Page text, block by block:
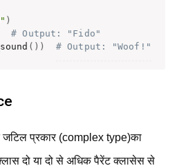
)
# Output: "Fido"
( ) ) # Output: "Woof!"
प्रकार (complex type)का
दो या दो से अधिक पैरेंट क्लासेस से